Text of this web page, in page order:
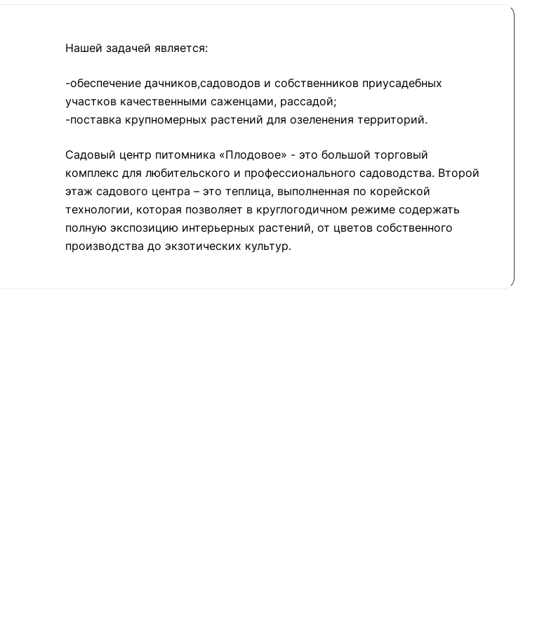
Нашей задачей является:
-обеспечение дачников,садоводов и собственников приусадебных
участков качественными саженцами, рассадой;
-поставка крупномерных растений для озеленения территорий.
Садовый центр питомника «Плодовое» - это большой торговый
комплекс для любительского и профессионального садоводства. Второй
этаж садового центра – это теплица, выполненная по корейской
технологии, которая позволяет в круглогодичном режиме содержать
полную экспозицию интерьерных растений, от цветов собственного
производства до экзотических культур.